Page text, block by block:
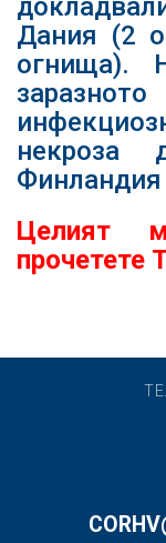
Дания (2
огнища).
некроза
Целият
прочетете